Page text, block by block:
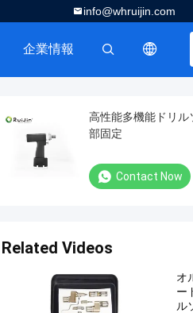
info@whruijin.com
企業情報
高性能多機能ドリル
部固定
Contact Now
Related Videos
オ
ー
ル